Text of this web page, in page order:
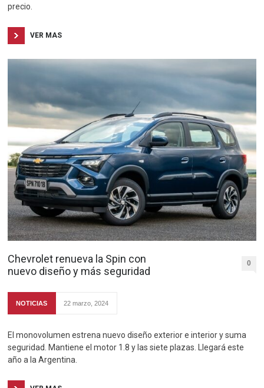
precio.
VER MAS
Chevrolet renueva la Spin con
nuevo diseño y más seguridad
0
NOTICIAS 22 marzo, 2024
El monovolumen estrena nuevo diseño exterior e interior y suma
seguridad. Mantiene el motor 1.8 y las siete plazas. Llegará este
año a la Argentina.